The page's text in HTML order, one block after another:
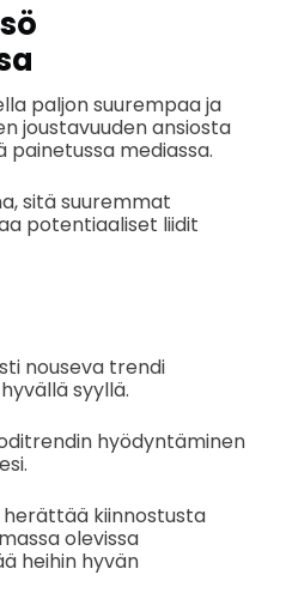
paljon suurempaa ja
joustavuuden ansiosta
painetussa mediassa.
sitä suuremmat
potentiaaliset liidit
nouseva trendi
syyllä.
hyödyntäminen
kiinnostusta
olevissa
heihin hyvän